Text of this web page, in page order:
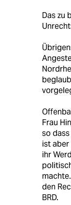
Das zu
Frau
so
ist aber
ihr
den
BRD.